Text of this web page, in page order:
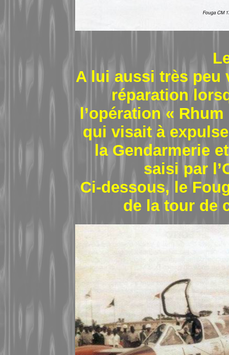
A lui aussi très
réparation
l’opération «
qui visait à
la Gendarmerie
saisi par
Ci-dessous, le
de la tour de